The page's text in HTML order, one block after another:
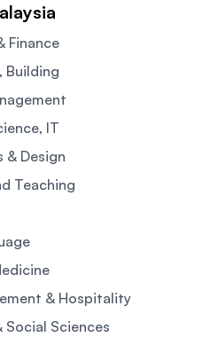
Finance
Building
IT
& Design
Teaching
& Hospitality
Social Sciences